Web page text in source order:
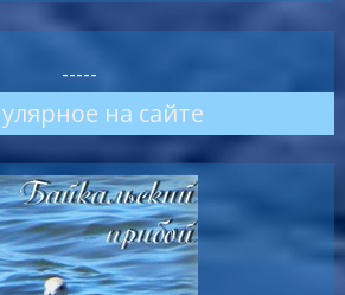
-----
на сайте